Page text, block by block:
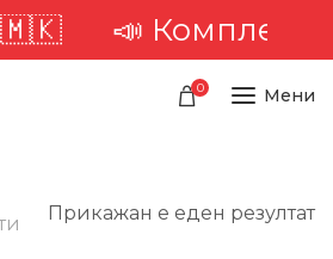
🇲🇰 📣
0 Мени
Прикажан е еден резултат